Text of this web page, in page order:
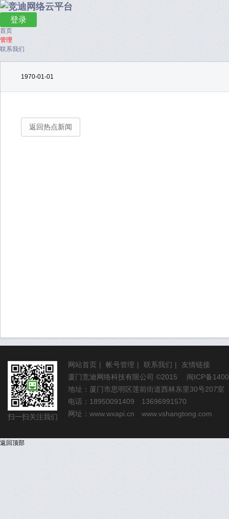
登录
首页
管理
联系我们
1970-01-01
返回热点新闻
扫一扫关注我们
网站首页 | 帐号管理 | 联系我们 |
友情链接
厦门竞迪网络科技有限公司 ©2015 闽ICP备
地址：厦门市思明区莲前街道西林东里30号207室
电话：18950091409 13696991570
网址： www.wxapi.cn www.vshangtong.com
返回顶部